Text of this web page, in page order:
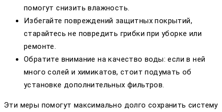
помогут снизить влажность.
Избегайте повреждений защитных покрытий,
старайтесь не повредить грибки при уборке или
ремонте.
Обратите внимание на качество воды: если в ней
много солей и химикатов, стоит подумать об
установке дополнительных фильтров.
Эти меры помогут максимально долго сохранить систему